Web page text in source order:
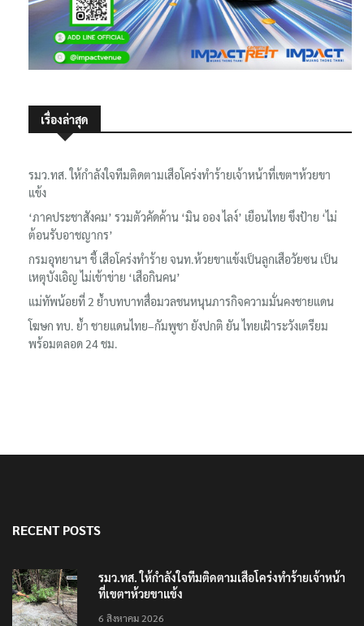
เรื่องล่าสุด
รมว.ทส. ให้กำลังใจทีมติดตามเสือโคร่งทำร้ายเจ้าหน้าที่เขตฯห้วยขา
แข้ง
‘ภาคประชาสังคม’ รวมตัวคัดค้าน ‘มิน ออง ไลง์’ เยือนไทย ขึงป้าย ‘ไม่
ต้อนรับอาชญากร’
กรมอุทยานฯ ชี้ เสือโคร่งทำร้าย จนท.ห้วยขาแข้งเป็นลูกเสือวัยซน เป็น
เหตุบังเอิญ ไม่เข้าข่าย ‘เสือกินคน’
แม่ทัพน้อยที่ 2 ย้ำบทบาทสื่อมวลชนหนุนภารกิจความมั่นคงชายแดน
โฆษก ทบ. ย้ำ ชายแดนไทย–กัมพูชา ยังปกติ ยัน ไทยเฝ้าระวังเตรียม
พร้อมตลอด 24 ชม.
RECENT POSTS
รมว.ทส. ให้กำลังใจทีมติดตามเสือโคร่งทำร้ายเจ้าหน้า
ที่เขตฯห้วยขาแข้ง
6 สิงหาคม 2026